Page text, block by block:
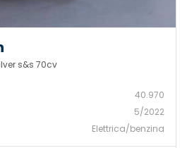
s&s 70cv
40.970
5/2022
Elettrica/benzina